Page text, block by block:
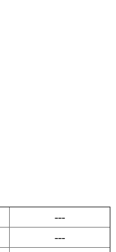
---
---